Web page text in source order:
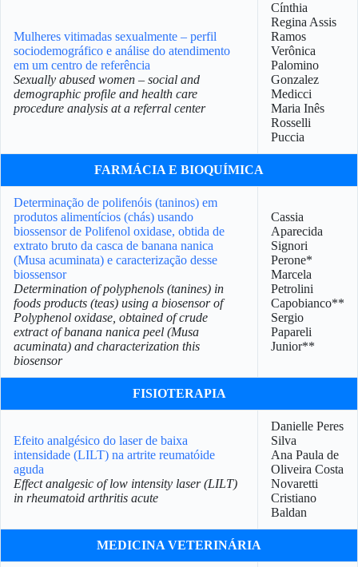
Mulheres vitimadas sexualmente – perfil
sociodemográfico e análise do atendimento
em um centro de referência
Sexually abused women – social and
demographic profile and health care
procedure analysis at a referral center
Cínthia
Regina Assis
Ramos
Verônica
Palomino
Gonzalez
Medicci
Maria Inês
Rosselli
Puccia
FARMÁCIA E BIOQUÍMICA
Determinação de polifenóis (taninos) em
produtos alimentícios (chás) usando
biossensor de Polifenol oxidase, obtida de
extrato bruto da casca de banana nanica
(Musa acuminata) e caracterização desse
biossensor
Determination of polyphenols (tanines) in
foods products (teas) using a biosensor of
Polyphenol oxidase, obtained of crude
extract of banana nanica peel (Musa
acuminata) and characterization this
biosensor
Cassia
Aparecida
Signori
Perone*
Marcela
Petrolini
Capobianco**
Sergio
Papareli
Junior**
FISIOTERAPIA
Efeito analgésico do laser de baixa
intensidade (LILT) na artrite reumatóide
aguda
Effect analgesic of low intensity laser (LILT)
in rheumatoid arthritis acute
Danielle Peres
Silva
Ana Paula de
Oliveira Costa
Novaretti
Cristiano
Baldan
MEDICINA VETERINÁRIA